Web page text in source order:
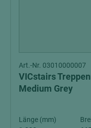
Art.-Nr. 03010000007
VICstairs
Medium Grey
Länge (mm)